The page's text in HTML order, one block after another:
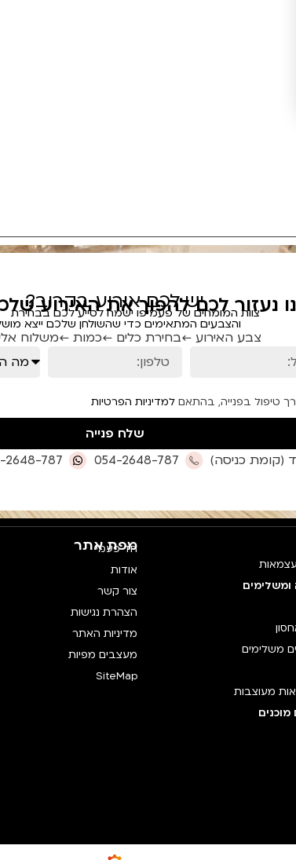
יש לכם אירוע בקרוב?
נעזור לכם להפוך את האירוע
צוות המומחים של פעמיפו ישמח לסייע לכם בבחירת
והצבעים המתאימים כדי שהשולחן שלכם ייצא
צבע האירוע ←בחירת כלים ←כמות ←משלוח
טיפול בפנייה, בהתאםלמדיניות הפרטיות
שלח פנייה
054-2648-787
2648-787
ומשלימים
משלימים
מעוצבות
מפת אתר
חד פעמי
אודות
צור קשר
הצהרת נגישות
מדיניות האתר
מעצבים מפיות
SiteMap